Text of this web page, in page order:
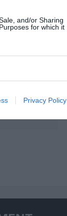
and/or Sharing
for which it
Privacy Policy
- 11 h 07 min
RÉPONDRE